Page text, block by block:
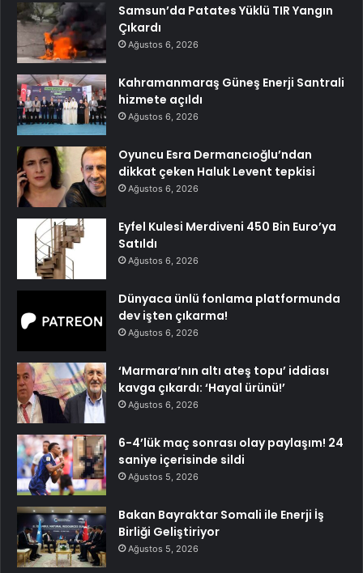
Samsun’da Patates Yüklü TIR Yangın
Çıkardı
Ağustos 6, 2026
Kahramanmaraş Güneş Enerji Santrali
hizmete açıldı
Ağustos 6, 2026
Oyuncu Esra Dermancıoğlu’ndan
dikkat çeken Haluk Levent tepkisi
Ağustos 6, 2026
Eyfel Kulesi Merdiveni 450 Bin Euro’ya
Satıldı
Ağustos 6, 2026
Dünyaca ünlü fonlama platformunda
dev işten çıkarma!
Ağustos 6, 2026
‘Marmara’nın altı ateş topu’ iddiası
kavga çıkardı: ‘Hayal ürünü!’
Ağustos 6, 2026
6-4’lük maç sonrası olay paylaşım! 24
saniye içerisinde sildi
Ağustos 5, 2026
Bakan Bayraktar Somali ile Enerji İş
Birliği Geliştiriyor
Ağustos 5, 2026